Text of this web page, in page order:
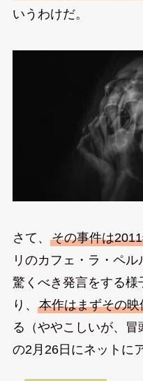
いうわけだ。
さて、 その事件は
リのカフェ・ラ・ペ
驚くべき発言をする
り、 本作はまずその
る（ややこしいが、
の2月26日にネットに